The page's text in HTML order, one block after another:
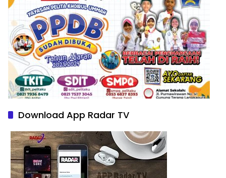
Download App Radar TV